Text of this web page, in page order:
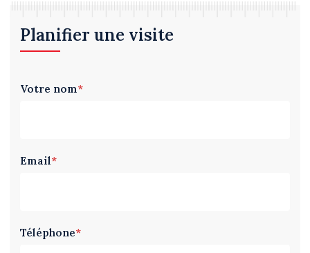
Planifier une visite
Votre nom*
Email*
Téléphone*